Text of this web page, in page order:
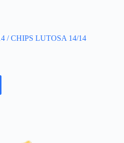
/ CHIPS LUTOSA 14/14